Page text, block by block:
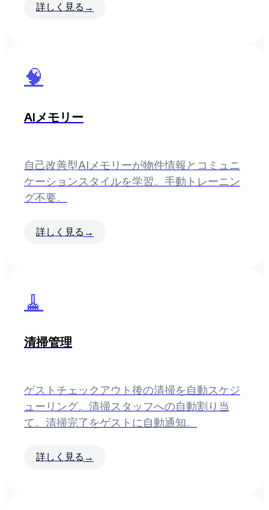
詳しく見る →
🧠
AIメモリー
自己改善型AIメモリーが物件情報とコミュニ
ケーションスタイルを学習。手動トレーニン
グ不要。
詳しく見る →
🧹
清掃管理
ゲストチェックアウト後の清掃を自動スケジ
ューリング。清掃スタッフへの自動割り当
て。清掃完了をゲストに自動通知。
詳しく見る →